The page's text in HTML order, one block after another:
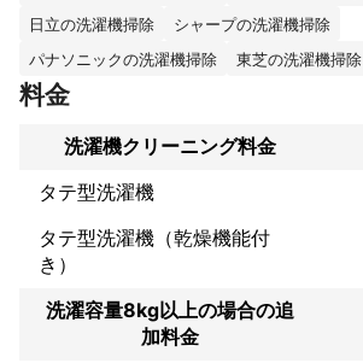
これまでの実績
・エアコンクリーニングは2000台以上
・レンジフードクリーニングは1000台以上
・洗濯機クリーニングは200台以上
の作業実績です。
日立の洗濯機掃除
シャープの洗濯機掃除
パナソニックの洗濯機掃除
東芝の洗濯機掃除
料金
洗濯機クリーニング料金
タテ型洗濯機
タテ型洗濯機（乾燥機能付
き）
洗濯容量8kg以上の場合の追
加料金